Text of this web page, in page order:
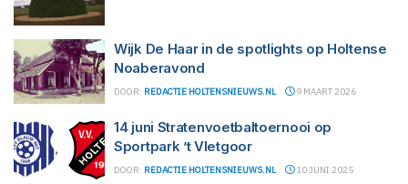
Wijk De Haar in de spotlights op Holtense
Noaberavond
DOOR: REDACTIE HOLTENSNIEUWS.NL 9 MAART 2026
14 juni Stratenvoetbaltoernooi op
Sportpark ’t Vletgoor
DOOR: REDACTIE HOLTENSNIEUWS.NL 10 JUNI 2025